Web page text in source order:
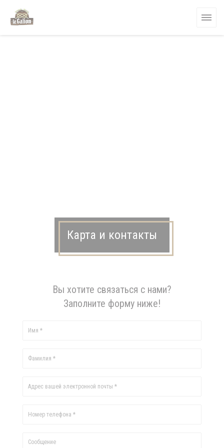
Карта и контакты
Вы хотите связаться с нами?
Заполните форму ниже!